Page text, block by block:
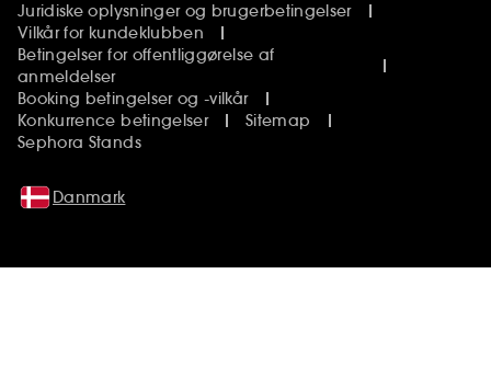
Juridiske oplysninger og brugerbetingelser
Vilkår for kundeklubben
Betingelser for offentliggørelse af
anmeldelser
Booking betingelser og -vilkår
Konkurrence betingelser
Sitemap
Sephora Stands
Danmark